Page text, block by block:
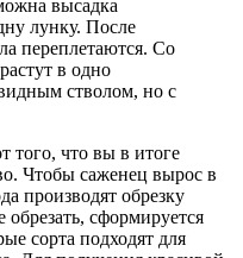
высадка
лунку. После
переплетаются. Со
в одно
стволом, но с
того, что вы в итоге
Чтобы саженец вырос в
производят обрезку
сформируется
сорта подходят для